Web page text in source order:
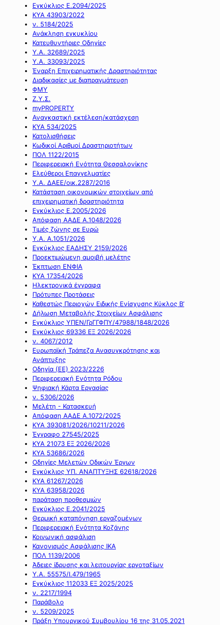
Εγκύκλιος Ε.2094/2025
ΚΥΑ 43903/2022
ν. 5184/2025
Ανάκληση εγκυκλίου
Κατευθυντήριες Οδηγίες
Υ.Α. 32689/2025
Υ.Α. 33093/2025
Έναρξη Επιχειρηματικής Δραστηριότητας
Διαδικασίες με διαπραγμάτευση
ΦΜΥ
Ζ.Υ.Σ.
myPROPERTY
Αναγκαστική εκτέλεση/κατάσχεση
ΚΥΑ 534/2025
Κατολισθήσεις
Κωδικοί Αριθμοί Δραστηριοτήτων
ΠΟΛ 1122/2015
Περιφερειακή Ενότητα Θεσσαλονίκης
Ελεύθεροι Επαγγελματίες
Υ.Α. ΔΑΕΕ/οικ.2287/2016
Κατάσταση οικονομικών στοιχείων από
επιχειρηματική δραστηριότητα
Εγκύκλιος Ε.2005/2026
Απόφαση ΑΑΔΕ Α.1048/2026
Τιμές ζώνης σε Ευρώ
Υ.Α. Α.1051/2026
Εγκύκλιος ΕΑΔΗΣΥ 2159/2026
Προεκτιμώμενη αμοιβή μελέτης
Έκπτωση ΕΝΦΙΑ
ΚΥΑ 17354/2026
Ηλεκτρονικά έγγραφα
Πρότυπες Προτάσεις
Καθεστώς Περιοχών Ειδικής Ενίσχυσης Κύκλος Β’
Δήλωση Μεταβολής Στοιχείων Ασφάλισης
Εγκύκλιος ΥΠΕΝ/ΓρΓΓΦΠΥ/47988/1848/2026
Εγκύκλιος 69336 ΕΞ 2026/2026
ν. 4067/2012
Ευρωπαϊκή Τράπεζα Ανασυγκρότησης και
Ανάπτυξης
Οδηγία (ΕΕ) 2023/2226
Περιφερειακή Ενότητα Ρόδου
Ψηφιακή Κάρτα Εργασίας
ν. 5306/2026
Μελέτη - Κατασκευή
Απόφαση ΑΑΔΕ Α.1072/2025
ΚΥΑ 393081/2026/10211/2026
Έγγραφο 27545/2025
ΚΥΑ 21073 ΕΞ 2026/2026
ΚΥΑ 53686/2026
Οδηγίες Μελετών Οδικών Έργων
Εγκύκλιος ΥΠ. ΑΝΑΠΤΥΞΗΣ 62618/2026
ΚΥΑ 61267/2026
ΚΥΑ 63958/2026
παράταση προθεσμιών
Εγκύκλιος Ε.2041/2025
Θερμική καταπόνηση εργαζομένων
Περιφερειακή Ενότητα Κοζάνης
Κοινωνική ασφάλιση
Κανονισμός Ασφάλισης ΙΚΑ
ΠΟΛ 1139/2006
Άδειες ίδρυσης και λειτουργίας εργοταξίων
Υ.Α. 55575/Ι.479/1965
Εγκύκλιος 112033 ΕΞ 2025/2025
ν. 2217/1994
Παράβολο
ν. 5209/2025
Πράξη Υπουργικού Συμβουλίου 16 της 31.05.2021